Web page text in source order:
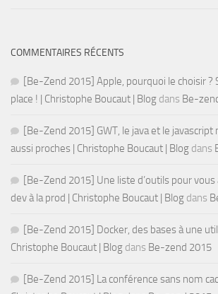
COMMENTAIRES RÉCENTS
[Be-Zend 2015] Apple, pourquoi le choisir ?
place ! | Christophe Boucaut | Blog dans Be-
[Be-Zend 2015] GWT, le java et le javascript
aussi proches | Christophe Boucaut | Blog dans
[Be-Zend 2015] Une liste d’outils pour vous
dev à la prod | Christophe Boucaut | Blog dans
[Be-Zend 2015] Docker, des bases à une
Christophe Boucaut | Blog dans Be-zend 2015
[Be-Zend 2015] La conférence sans nom